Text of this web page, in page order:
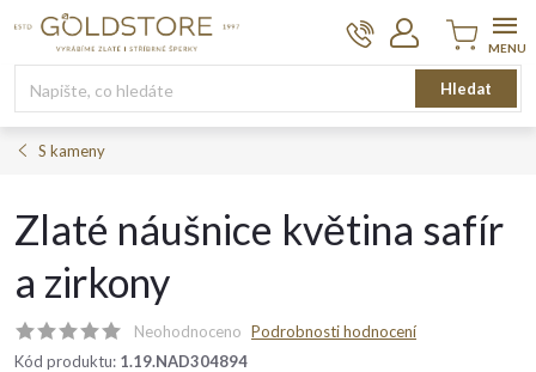
Hledat
Nákupní
košík
S kameny
Zlaté náušnice květina safír
a zirkony
Neohodnoceno Podrobnosti hodnocení
Kód produktu: 1.19.NAD304894